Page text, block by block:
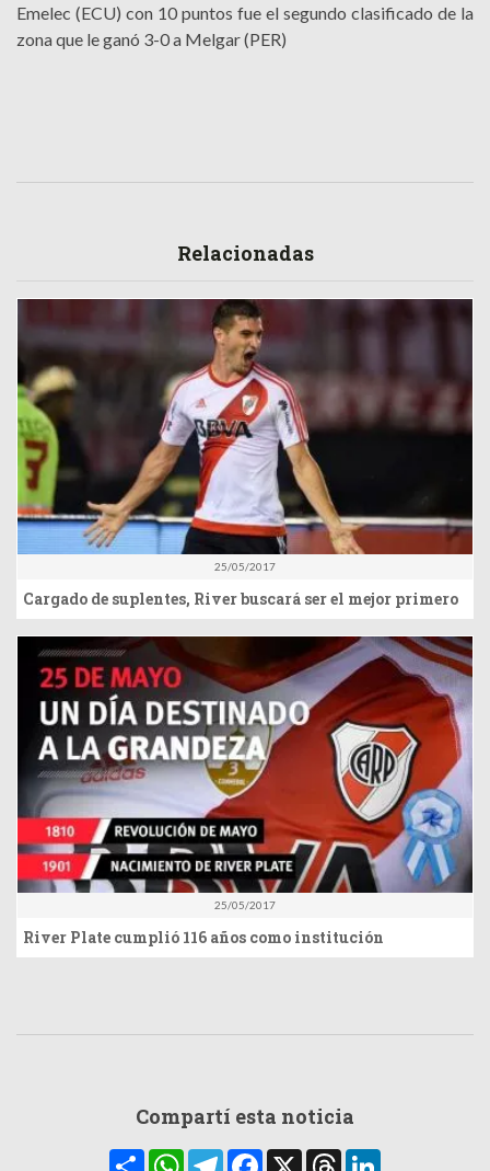
Emelec (ECU) con 10 puntos fue el segundo clasificado de la
zona que le ganó 3-0 a Melgar (PER)
Relacionadas
25/05/2017
Cargado de suplentes, River buscará ser el mejor primero
25/05/2017
River Plate cumplió 116 años como institución
Compartí esta noticia
CompartirWhatsAppTelegramFacebook
X Threads